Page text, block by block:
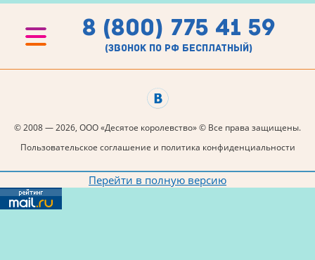
8 (800) 775 41 59
(звонок по рф бесплатный)
© 2008 — 2026, ООО «Десятое королевство» © Все права защищены.
Пользовательское соглашение и политика конфиденциальности
Перейти в полную версию